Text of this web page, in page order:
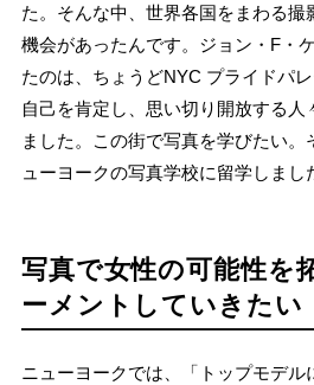
た。そんな中、世界各国をまわる撮
機会があったんです。ジョン・F・
たのは、ちょうどNYC プライドパ
自己を肯定し、思い切り開放する人
ました。この街で写真を学びたい
ューヨークの写真学校に留学しまし
写真で女性の可能性を
ーメントしていきたい
ニューヨークでは、「トップモデル